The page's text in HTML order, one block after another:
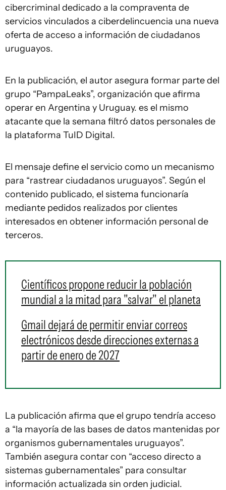
cibercriminal dedicado a la compraventa de
servicios vinculados a ciberdelincuencia una nueva
oferta de acceso a información de ciudadanos
uruguayos.
En la publicación, el autor asegura formar parte del
grupo “PampaLeaks”, organización que afirma
operar en Argentina y Uruguay. es el mismo
atacante que la semana filtró datos personales de
la plataforma TuID Digital.
El mensaje define el servicio como un mecanismo
para “rastrear ciudadanos uruguayos”. Según el
contenido publicado, el sistema funcionaría
mediante pedidos realizados por clientes
interesados en obtener información personal de
terceros.
Científicos propone reducir la población
mundial a la mitad para "salvar" el planeta
Gmail dejará de permitir enviar correos
electrónicos desde direcciones externas a
partir de enero de 2027
La publicación afirma que el grupo tendría acceso
a “la mayoría de las bases de datos mantenidas por
organismos gubernamentales uruguayos”.
También asegura contar con “acceso directo a
sistemas gubernamentales” para consultar
información actualizada sin orden judicial.